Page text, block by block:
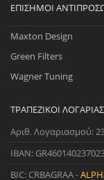
ΕΠΊΣΗΜΟΙ
Maxton Design
Green Filters
Wagner Tuning
ΤΡΑΠΕΖΙΚΟΊ
Αριθ. Λογαριασμού:
IBAN:
BIC: CRBAGRAA -